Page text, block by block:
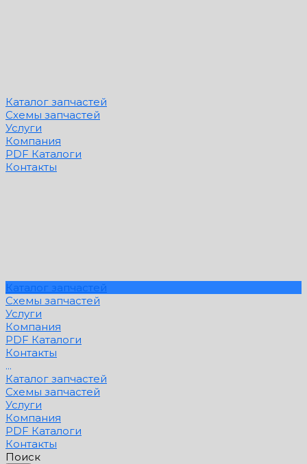
Каталог запчастей
Схемы запчастей
Услуги
Компания
PDF Каталоги
Контакты
Каталог запчастей
Схемы запчастей
Услуги
Компания
PDF Каталоги
Контакты
...
Каталог запчастей
Схемы запчастей
Услуги
Компания
PDF Каталоги
Контакты
Поиск